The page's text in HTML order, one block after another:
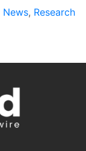
News, Research